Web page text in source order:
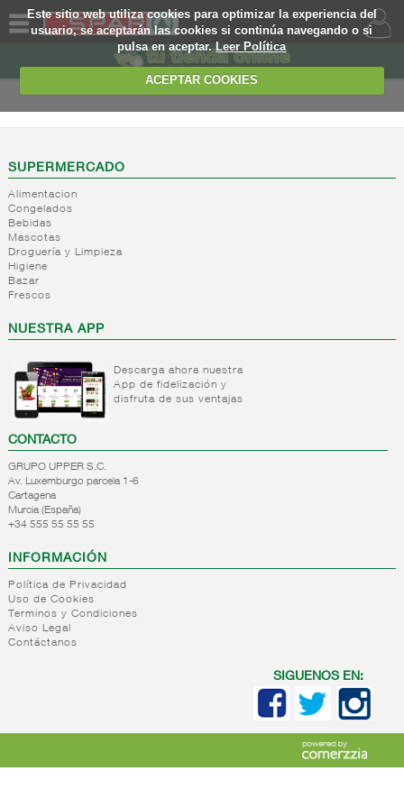
Este sitio web utiliza cookies para optimizar la experiencia del
usuario, se aceptarán las cookies si continúa navegando o si
pulsa en aceptar.Leer Política
ACEPTAR COOKIES
SOMOS
WEB
EJEMPLO
SUPERMERCADO
Alimentacion
Congelados
Bebidas
Mascotas
Droguería y Limpieza
Higiene
Bazar
Frescos
NUESTRA APP
Descarga ahora nuestra
App de fidelización y
disfruta de sus ventajas
CONTACTO
GRUPO UPPER S.C.
Av. Luxemburgo parcela 1-6
Cartagena
Murcia (España)
+34 555 55 55 55
INFORMACIÓN
Política de Privacidad
Uso de Cookies
Terminos y Condiciones
Aviso Legal
Contáctanos
SIGUENOS EN: